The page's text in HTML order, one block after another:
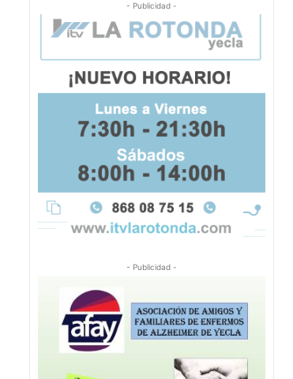
- Publicidad -
- Publicidad -